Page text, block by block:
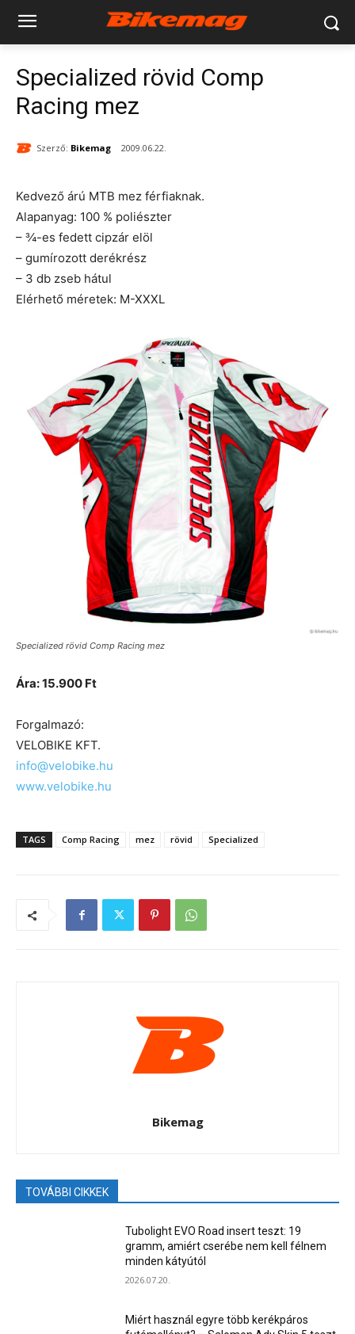
Specialized rövid Comp
Racing mez
Szerző: Bikemag 2009.06.22.
Kedvező árú MTB mez férfiaknak.
Alapanyag: 100 % poliészter
– ¾-es fedett cipzár elöl
– gumírozott derékrész
– 3 db zseb hátul
Elérhető méretek: M-XXXL
Specialized rövid Comp Racing mez
Ára: 15.900 Ft
Forgalmazó:
VELOBIKE KFT.
info@velobike.hu
www.velobike.hu
TAGS Comp Racing mez rövid Specialized
Bikemag
TOVÁBBI CIKKEK
Tubolight EVO Road insert teszt: 19
gramm, amiért cserébe nem kell félnem
minden kátyútól
2026.07.20.
Miért használ egyre több kerékpáros